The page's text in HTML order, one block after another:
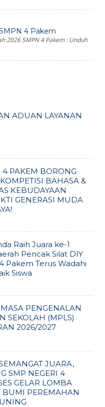
4 Pakem
2026 SMPN 4 Pakem : Unduh
ADUAN LAYANAN
4 PAKEM BORONG
BAHASA &
KEBUDAYAAN
GENERASI MUDA
Raih Juara ke-1
Pencak Silat DIY
Pakem Terus Wadahi
Siswa
PENGENALAN
SEKOLAH (MPLS)
2026/2027
JUARA,
SMP NEGERI 4
GELAR LOMBA
BUMI PEREMAHAN